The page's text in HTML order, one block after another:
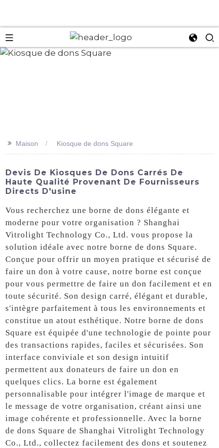
>> Maison Kiosque de dons Square
Devis De Kiosques De Dons Carrés De
Haute Qualité Provenant De Fournisseurs
Directs D'usine
Vous recherchez une borne de dons élégante et
moderne pour votre organisation ? Shanghai
Vitrolight Technology Co., Ltd. vous propose la
solution idéale avec notre borne de dons Square.
Conçue pour offrir un moyen pratique et sécurisé de
faire un don à votre cause, notre borne est conçue
pour vous permettre de faire un don facilement et en
toute sécurité. Son design carré, élégant et durable,
s'intègre parfaitement à tous les environnements et
constitue un atout esthétique. Notre borne de dons
Square est équipée d'une technologie de pointe pour
des transactions rapides, faciles et sécurisées. Son
interface conviviale et son design intuitif
permettent aux donateurs de faire un don en
quelques clics. La borne est également
personnalisable pour intégrer l'image de marque et
le message de votre organisation, créant ainsi une
image cohérente et professionnelle. Avec la borne
de dons Square de Shanghai Vitrolight Technology
Co., Ltd., collectez facilement des dons et soutenez